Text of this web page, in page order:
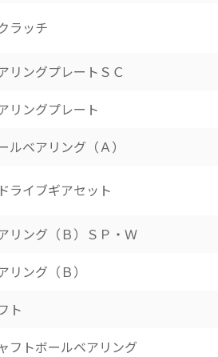
ラッチ
リングプレートＳＣ
リングプレート
ルベアリング（Ａ）
ライブギアセット
リング（Ｂ）ＳＰ・Ｗ
リング（Ｂ）
ト
フトボールベアリング